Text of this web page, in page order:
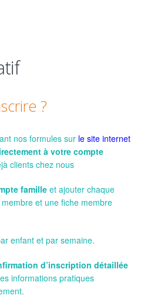
?
nos formules sur le site internet
à votre compte
clients chez nous
famille et ajouter chaque
et une fiche membre
enfant et par semaine.
d’inscription détaillée
informations pratiques